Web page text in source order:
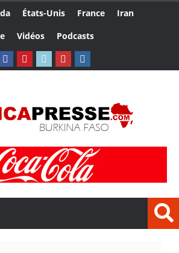
États-Unis France
Iran
Vidéos Podcasts